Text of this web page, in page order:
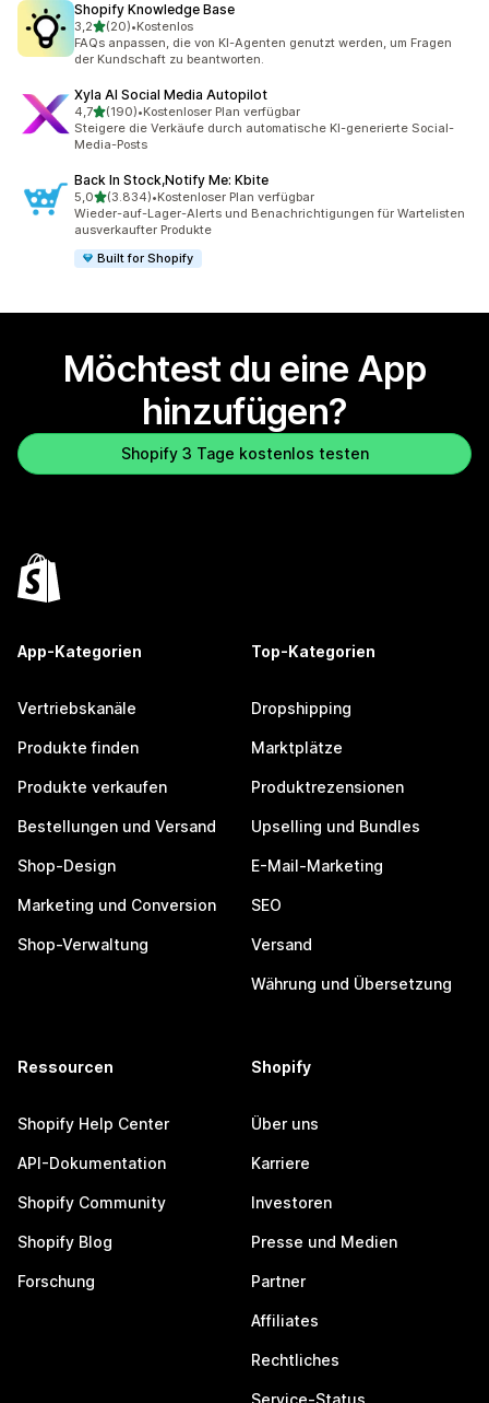
Shopify Knowledge Base
3,2von 5 Sternen
(20)
20 Rezensionen insgesamt
•Kostenlos
FAQs anpassen, die von KI-Agenten genutzt werden, um Fragen
der Kundschaft zu beantworten.
Xyla AI Social Media Autopilot
4,7von 5 Sternen
(190)
190 Rezensionen insgesamt
•Kostenloser Plan verfügbar
Steigere die Verkäufe durch automatische KI-generierte Social-
Media-Posts
Back In Stock,Notify Me: Kbite
5,0von 5 Sternen
(3.834)
3834 Rezensionen insgesamt
•Kostenloser Plan verfügbar
Wieder-auf-Lager-Alerts und Benachrichtigungen für Wartelisten
ausverkaufter Produkte
Built for Shopify
Möchtest du eine App
hinzufügen?
Shopify 3 Tage kostenlos testen
App-Kategorien
Vertriebskanäle
Produkte finden
Produkte verkaufen
Bestellungen und Versand
Shop-Design
Marketing und Conversion
Shop-Verwaltung
Top-Kategorien
Dropshipping
Marktplätze
Produktrezensionen
Upselling und Bundles
E-Mail-Marketing
SEO
Versand
Währung und Übersetzung
Ressourcen
Shopify Help Center
API-Dokumentation
Shopify Community
Shopify Blog
Forschung
Shopify
Über uns
Karriere
Investoren
Presse und Medien
Partner
Affiliates
Rechtliches